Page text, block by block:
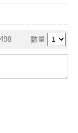
數量